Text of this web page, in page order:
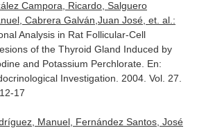
Campora, Ricardo, Salguero
Cabrera Galván,Juan José, et. al.:
Analysis in Rat Follicular-Cell
of the Thyroid Gland Induced by
and Potassium Perchlorate. En:
Investigation . 2004. Vol. 27.
17
Manuel, Fernández Santos, José